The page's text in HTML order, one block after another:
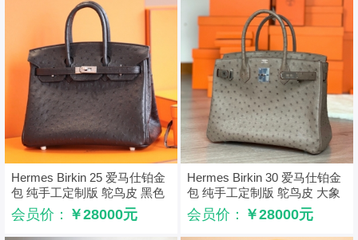
Hermes Birkin 25 爱马仕铂金
包 纯手工定制版 鸵鸟皮 黑色
会员价： ￥28000元
Hermes Birkin 30 爱马仕铂金
包 纯手工定制版 鸵鸟皮 大象
灰
会员价： ￥28000元